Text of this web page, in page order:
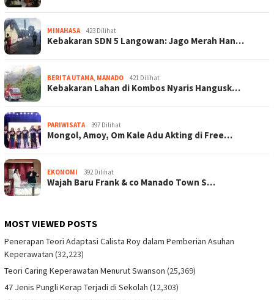
MINAHASA 423 Dilihat
Kebakaran SDN 5 Langowan: Jago Merah Han…
BERITA UTAMA, MANADO 421 Dilihat
Kebakaran Lahan di Kombos Nyaris Hangusk…
PARIWISATA 397 Dilihat
Mongol, Amoy, Om Kale Adu Akting di Free…
EKONOMI 392 Dilihat
Wajah Baru Frank & co Manado Town S…
MOST VIEWED POSTS
Penerapan Teori Adaptasi Calista Roy dalam Pemberian Asuhan
Keperawatan (32,223)
Teori Caring Keperawatan Menurut Swanson (25,369)
47 Jenis Pungli Kerap Terjadi di Sekolah (12,303)